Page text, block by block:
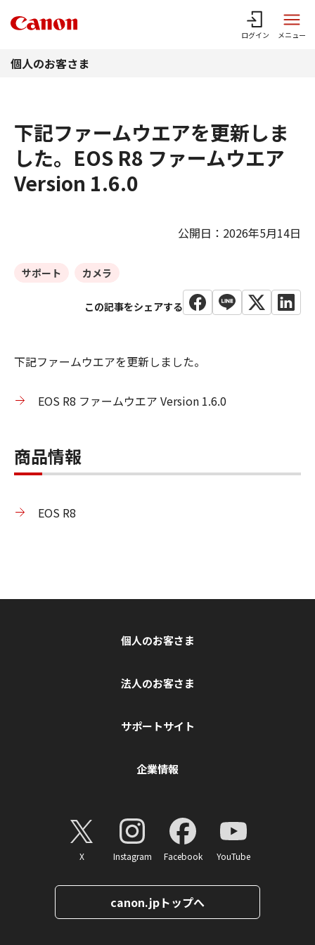
ログイン メニュー
個人のお客さま
下記ファームウエアを更新しま
した。EOS R8 ファームウエア
Version 1.6.0
公開日：2026年5月14日
サポート カメラ
下記ファームウエアを更新しました。
EOS R8 ファームウエア Version 1.6.0
商品情報
EOS R8
個人のお客さま
法人のお客さま
サポートサイト
企業情報
X Instagram Facebook YouTube
canon.jpトップへ